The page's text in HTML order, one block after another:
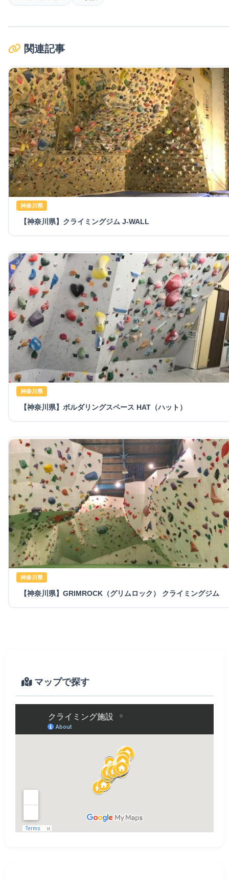
関連記事
神奈川県
【神奈川県】クライミングジム J-WALL
神奈川県
【神奈川県】ボルダリングスペース HAT（ハット）
神奈川県
【神奈川県】GRIMROCK（グリムロック） クライミングジム
マップで探す